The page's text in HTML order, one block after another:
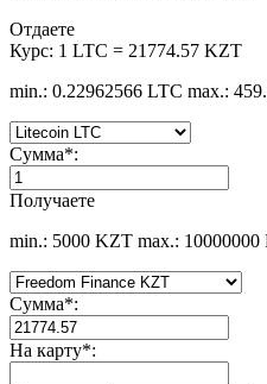
Отдаете
Курс: 1 LTC = 21774.57 KZT
min.: 0.22962566 LTC max.:
Сумма*:
Получаете
min.: 5000 KZT max.:
Сумма*:
На карту*: